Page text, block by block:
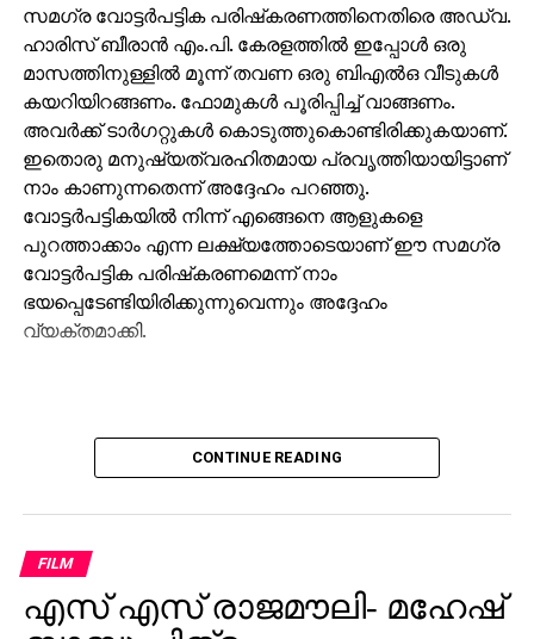
സമഗ്ര വോട്ടര്‍പട്ടിക പരിഷ്‌കരണത്തിനെതിരെ അഡ്വ.
ഹാരിസ് ബീരാന്‍ എം.പി. കേരളത്തില്‍ ഇപ്പോള്‍ ഒരു
മാസത്തിനുള്ളില്‍ മൂന്ന് തവണ ഒരു ബിഎല്‍ഒ വീടുകള്‍
കയറിയിറങ്ങണം. ഫോമുകള്‍ പൂരിപ്പിച്ച് വാങ്ങണം.
അവര്‍ക്ക് ടാര്‍ഗറ്റുകള്‍ കൊടുത്തുകൊണ്ടിരിക്കുകയാണ്.
ഇതൊരു മനുഷ്യത്വരഹിതമായ പ്രവൃത്തിയായിട്ടാണ്
നാം കാണുന്നതെന്ന് അദ്ദേഹം പറഞ്ഞു.
വോട്ടര്‍പട്ടികയില്‍ നിന്ന് എങ്ങെനെ ആളുകളെ
പുറത്താക്കാം എന്ന ലക്ഷ്യത്തോടെയാണ് ഈ സമഗ്ര
വോട്ടര്‍പട്ടിക പരിഷ്‌കരണമെന്ന് നാം
ഭയപ്പെടേണ്ടിയിരിക്കുന്നുവെന്നും അദ്ദേഹം
വ്യക്തമാക്കി.
CONTINUE READING
FILM
എസ് എസ് രാജമൗലി- മഹേഷ്